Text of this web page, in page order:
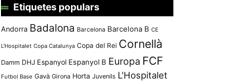
Etiquetes populars
Andorra Badalona Barcelona Barcelona B CE
L'Hospitalet Copa Catalunya Copa del Rei Cornellà
Damm DHJ Espanyol Espanyol B Europa FCF
Futbol Base Gavà Girona Horta Juvenils L'Hospitalet